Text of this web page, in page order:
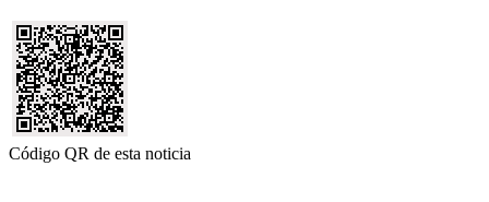
Código QR de esta noticia